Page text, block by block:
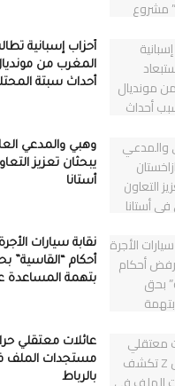
أحزاب إسبانية
أحداث سبتة
وهبي والمدعي
يبحثان تعزيز
أستانا
نقابة سيارات
أحكام “القاسية”
بتهمة المساعدة
مستجدات الملف
بالرباط